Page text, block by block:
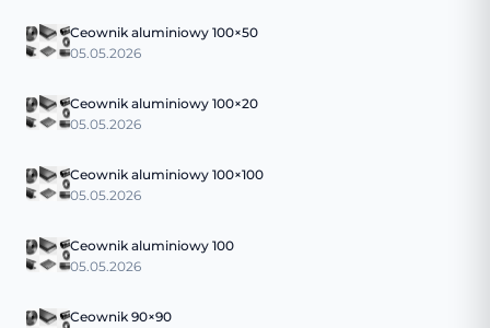
Ceownik aluminiowy 100×50
05.05.2026
Ceownik aluminiowy 100×20
05.05.2026
Ceownik aluminiowy 100×100
05.05.2026
Ceownik aluminiowy 100
05.05.2026
Ceownik 90×90